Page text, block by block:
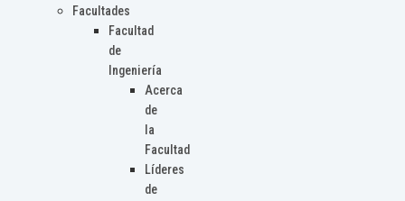
Facultades
Facultad
de
Ingeniería
Acerca
de
la
Facultad
Líderes
de